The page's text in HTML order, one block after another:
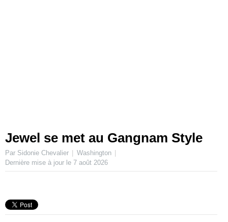
Jewel se met au Gangnam Style
Par Sidonie Chevalier
Washington
Dernière mise à jour le 7 août 2026